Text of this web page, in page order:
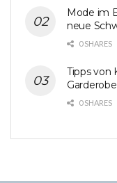
Mode im
neue
0 SHARES
Tipps von
0 SHARES